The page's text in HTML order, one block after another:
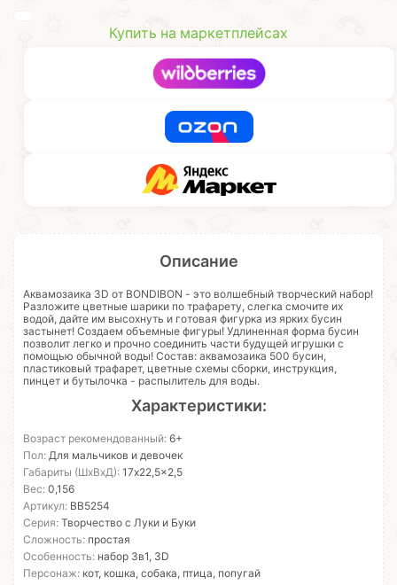
Купить на маркетплейсах
Описание
Аквамозаика 3D от BONDIBON - это волшебный творческий набор!
Разложите цветные шарики по трафарету, слегка смочите их
водой, дайте им высохнуть и готовая фигурка из ярких бусин
застынет! Создаем объемные фигуры! Удлиненная форма бусин
позволит легко и прочно соединить части будущей игрушки с
помощью обычной воды! Состав: аквамозаика 500 бусин,
пластиковый трафарет, цветные схемы сборки, инструкция,
пинцет и бутылочка - распылитель для воды.
Характеристики:
Возраст рекомендованный: 6+
Пол: Для мальчиков и девочек
Габариты (ШхВхД): 17x22,5x2,5
Вес: 0,156
Артикул: ВВ5254
Серия: Творчество с Луки и Буки
Сложность: простая
Особенность: набор 3в1, 3D
Персонаж: кот, кошка, собака, птица, попугай